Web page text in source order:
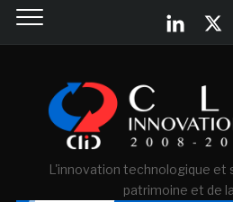
L'innovation technologique et
patrimoine et de